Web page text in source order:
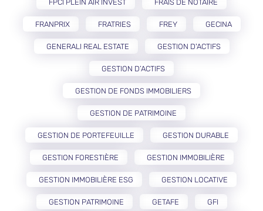
FPCI PLEIN AIR INVEST FRAIS DE NOTAIRE
FRANPRIX FRATRIES FREY GECINA
GENERALI REAL ESTATE GESTION D'ACTIFS
GESTION D’ACTIFS
GESTION DE FONDS IMMOBILIERS
GESTION DE PATRIMOINE
GESTION DE PORTEFEUILLE GESTION DURABLE
GESTION FORESTIÈRE GESTION IMMOBILIÈRE
GESTION IMMOBILIÈRE ESG GESTION LOCATIVE
GESTION PATRIMOINE GETAFE GFI